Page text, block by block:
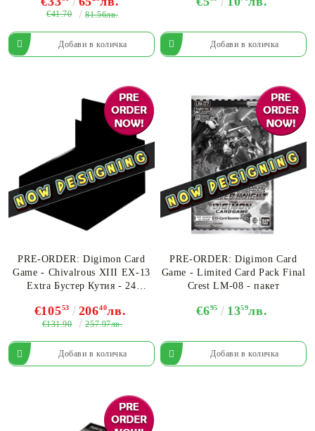
€41.70 81.56лв.
PRE-ORDER: Digimon Card
Game - Chivalrous XIII EX-13
Extra Бустер Кутия - 24
€10553 20640лв.
€131.90 257.97лв.
PRE-ORDER: Digimon Card
Game - Limited Card Pack Final
Crest LM-08 - пакет
€695 1359лв.